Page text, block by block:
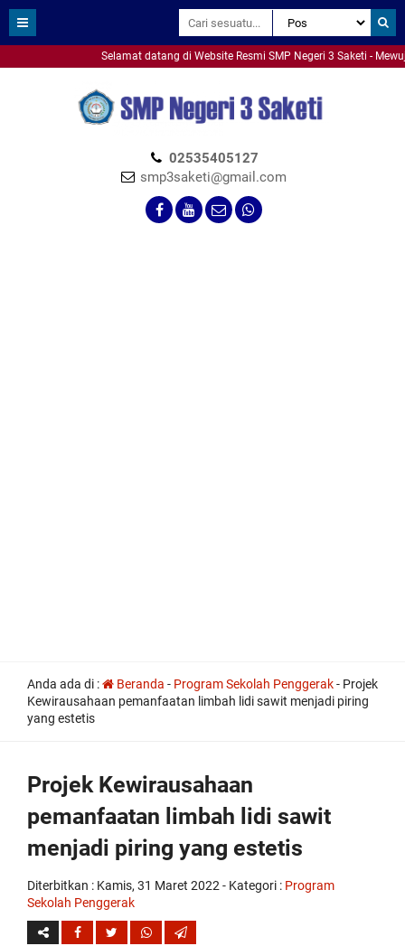
Selamat datang di Website Resmi SMP Negeri 3 Saketi -
02535405127
smp3saketi@gmail.com
other
usual
perpetual
replica
present:
date,
Anda ada di : Beranda - Program Sekolah Penggerak- Projek
Kewirausahaan pemanfaatan limbah lidi sawit menjadi piring
yang estetis
Projek Kewirausahaan
pemanfaatan limbah lidi sawit
menjadi piring yang estetis
Diterbitkan : Kamis, 31 Maret 2022 - Kategori : Program
Sekolah Penggerak